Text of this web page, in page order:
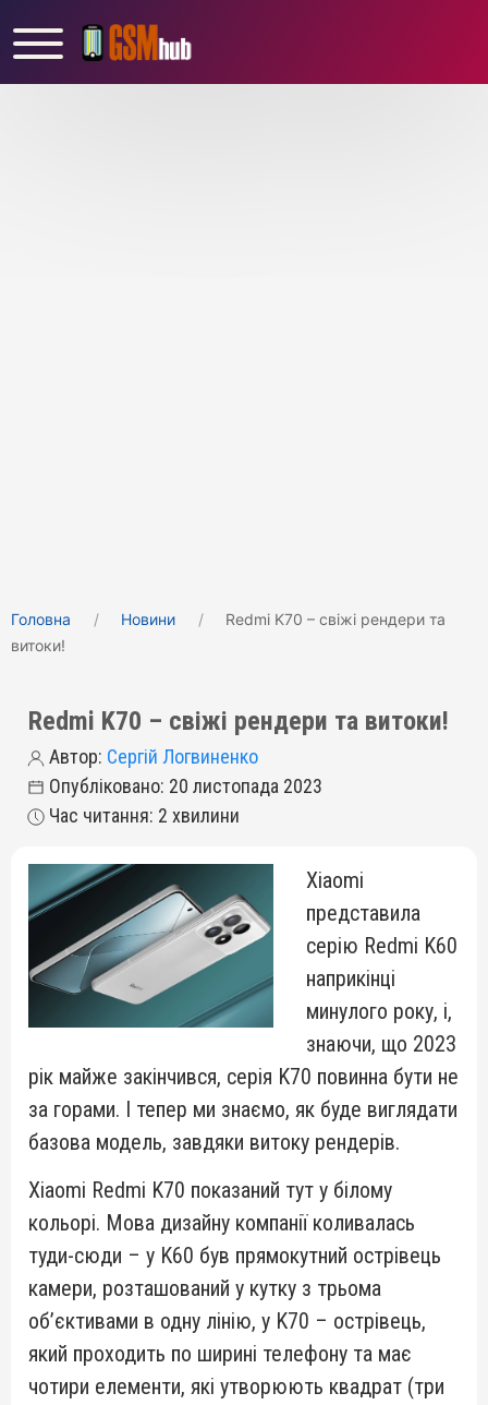
Головна Новини
Redmi K70 – свіжі рендери та
витоки!
Redmi K70 – свіжі рендери та витоки!
Автор: Сергій Логвиненко
Опубліковано: 20 листопада 2023
Час читання: 2 хвилини
Xiaomi
представила
серію Redmi K60
наприкінці
минулого року, і,
знаючи, що 2023
рік майже закінчився, серія K70 повинна бути не
за горами. І тепер ми знаємо, як буде виглядати
базова модель, завдяки витоку рендерів.
Xiaomi Redmi K70 показаний тут у білому
кольорі. Мова дизайну компанії коливалась
туди-сюди – у K60 був прямокутний острівець
камери, розташований у кутку з трьома
об’єктивами в одну лінію, у K70 – острівець,
який проходить по ширині телефону та має
чотири елементи, які утворюють квадрат (три